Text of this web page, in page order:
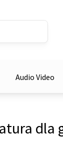
Audio Video
dla